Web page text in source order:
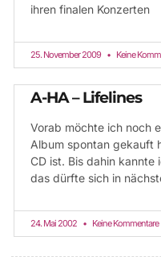
ihren finalen Konzerten
25. November 2009 Keine
A-HA – Lifelines
Vorab möchte ich noch
Album spontan gekauft
CD ist. Bis dahin kannte
das dürfte sich in
24. Mai 2002 Keine Kommentare